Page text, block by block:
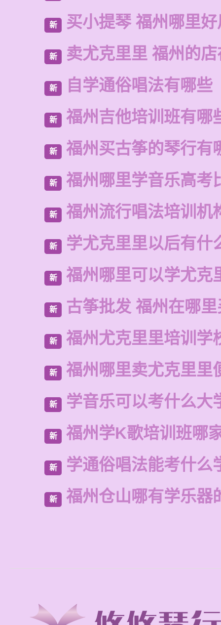
新 买小提琴 福州哪里好
新 卖尤克里里 福州的
新 自学通俗唱法有哪些
新 福州吉他培训班有哪
新 福州买古筝的琴行有
新 福州哪里学音乐高考
新 福州流行唱法培训机
新 学尤克里里以后有什
新 福州哪里可以学尤克
新 古筝批发 福州在哪
新 福州尤克里里培训学
新 福州哪里卖尤克里里
新 学音乐可以考什么大
新 福州学K歌培训班哪
新 学通俗唱法能考什么
新 福州仓山哪有学乐器